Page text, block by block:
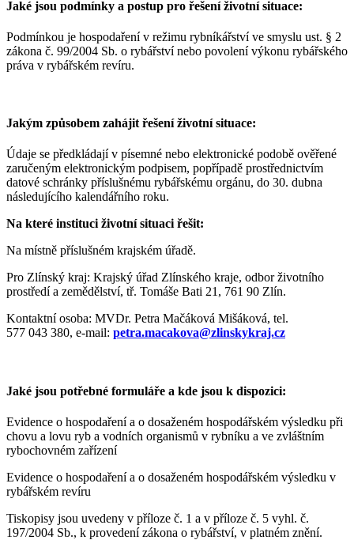
Jaké jsou podmínky a postup pro řešení životní situace:
Podmínkou je hospodaření v režimu rybníkářství ve smyslu ust. § 2
zákona č. 99/2004 Sb. o rybářství nebo povolení výkonu rybářského
práva v rybářském revíru.
Jakým způsobem zahájit řešení životní situace:
Údaje se předkládají v písemné nebo elektronické podobě ověřené
zaručeným elektronickým podpisem, popřípadě prostřednictvím
datové schránky příslušnému rybářskému orgánu, do 30. dubna
následujícího kalendářního roku.
Na které instituci životní situaci řešit:
Na místně příslušném krajském úřadě.
Pro Zlínský kraj: Krajský úřad Zlínského kraje, odbor životního
prostředí a zemědělství, tř. Tomáše Bati 21, 761 90 Zlín.
Kontaktní osoba: MVDr. Petra Mačáková Mišáková, tel.
577 043 380, e-mail: petra.macakova@zlinskykraj.cz
Jaké jsou potřebné formuláře a kde jsou k dispozici:
Evidence o hospodaření a o dosaženém hospodářském výsledku při
chovu a lovu ryb a vodních organismů v rybníku a ve zvláštním
rybochovném zařízení
Evidence o hospodaření a o dosaženém hospodářském výsledku v
rybářském revíru
Tiskopisy jsou uvedeny v příloze č. 1 a v příloze č. 5 vyhl. č.
197/2004 Sb., k provedení zákona o rybářství, v platném znění.